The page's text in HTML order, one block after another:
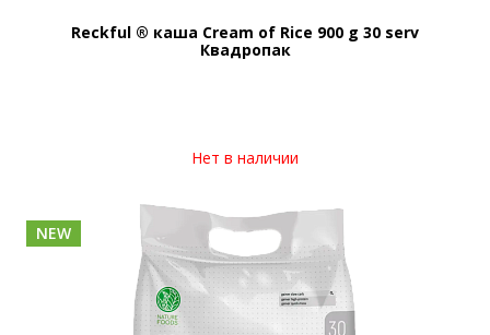
Reckful ® каша Cream of Rice 900 g 30 serv
Квадропак
Нет в наличии
NEW